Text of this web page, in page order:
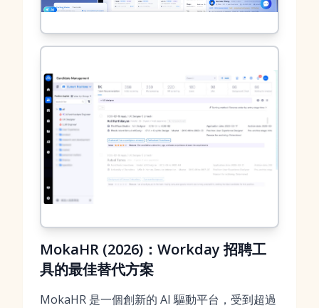
MokaHR (2026)：Workday 招聘工
具的最佳替代方案
MokaHR 是一個創新的 AI 驅動平台，受到超過